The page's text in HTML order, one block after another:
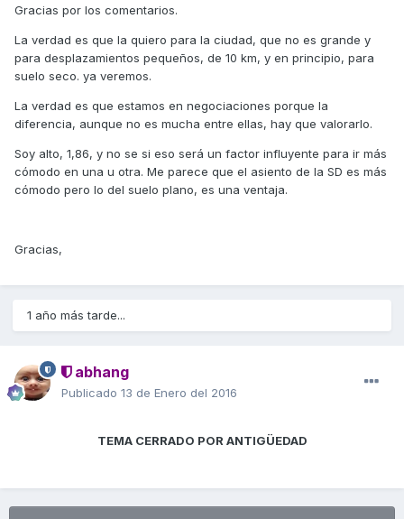
Gracias por los comentarios.
La verdad es que la quiero para la ciudad, que no es grande y
para desplazamientos pequeños, de 10 km, y en principio, para
suelo seco. ya veremos.
La verdad es que estamos en negociaciones porque la
diferencia, aunque no es mucha entre ellas, hay que valorarlo.
Soy alto, 1,86, y no se si eso será un factor influyente para ir más
cómodo en una u otra. Me parece que el asiento de la SD es más
cómodo pero lo del suelo plano, es una ventaja.
Gracias,
1 año más tarde...
abhang
Publicado 13 de Enero del 2016
TEMA CERRADO POR ANTIGÜEDAD